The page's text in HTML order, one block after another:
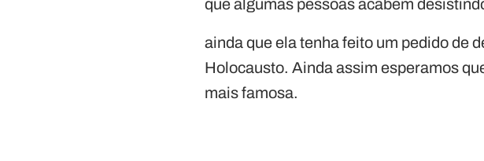
que algumas pessoas acabem
ainda que ela tenha feito um pedido de
Holocausto. Ainda assim esperamos
mais famosa.